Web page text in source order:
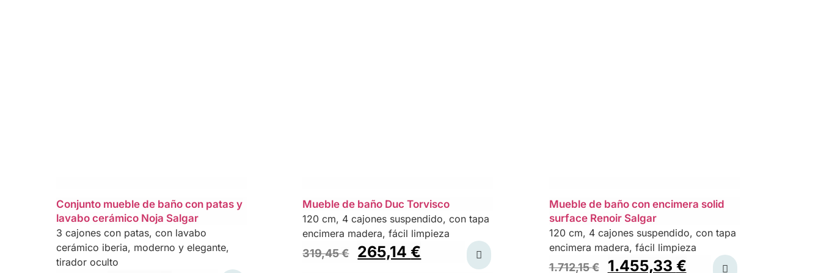
Conjunto mueble de baño con patas y
lavabo cerámico Noja Salgar
3 cajones con patas, con lavabo
cerámico iberia, moderno y elegante,
tirador oculto
Mueble de baño Duc Torvisco
120 cm, 4 cajones suspendido, con tapa
encimera madera, fácil limpieza
319,45€ 265,14€
Mueble de baño con encimera solid
surface Renoir Salgar
120 cm, 4 cajones suspendido, con tapa
encimera madera, fácil limpieza
1.712,15€ 1.455,33 €